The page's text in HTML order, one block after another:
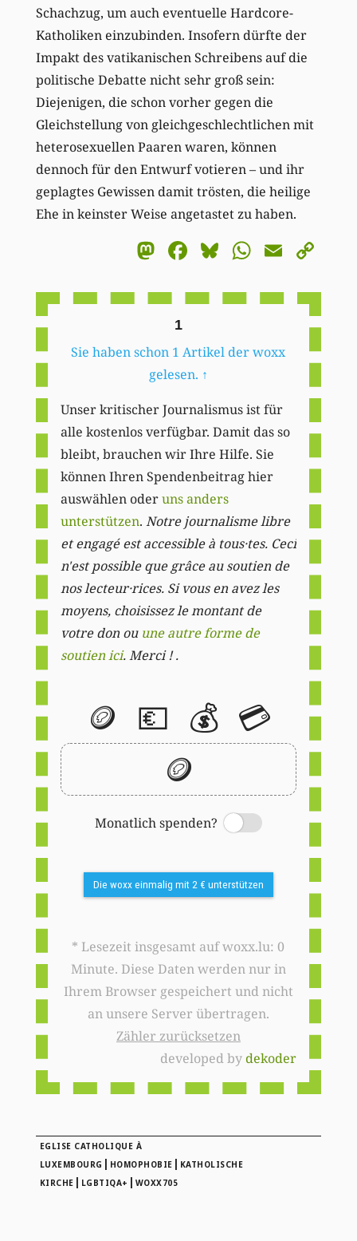
Schachzug, um auch eventuelle Hardcore-
Katholiken einzubinden. Insofern dürfte der
Impakt des vatikanischen Schreibens auf die
politische Debatte nicht sehr groß sein:
Diejenigen, die schon vorher gegen die
Gleichstellung von gleichgeschlechtlichen mit
heterosexuellen Paaren waren, können
dennoch für den Entwurf votieren – und ihr
geplagtes Gewissen damit trösten, die heilige
Ehe in keinster Weise angetastet zu haben.
Mastodon
Facebook
BlueskyEmail
1
Sie haben schon 1 Artikel der woxx
gelesen. ↑
Unser kritischer Journalismus ist für
alle kostenlos verfügbar. Damit das so
bleibt, brauchen wir Ihre Hilfe. Sie
können Ihren Spendenbeitrag hier
auswählen oderuns anders
unterstützen. Notre journalisme libre
et engagé est accessible à tous·tes. Ceci
n'est possible que grâce au soutien de
nos lecteur·rices. Si vous en avez les
moyens, choisissez le montant de
votre don ou une autre forme de
soutien ici. Merci ! .
🪙 💶 💰 💳
🪙
Monatlich spenden?
Switch
Die woxx einmalig mit 2 € unterstützen
* Lesezeit insgesamt auf woxx.lu: 0
Minute. Diese Daten werden nur in
Ihrem Browser gespeichert und nicht
an unsere Server übertragen.
Zähler zurücksetzen
developed bydekoder
EGLISE CATHOLIQUE À
LUXEMBOURG | HOMOPHOBIE | KATHOLISCHE
KIRCHE | LGBTIQA+ | WOXX705